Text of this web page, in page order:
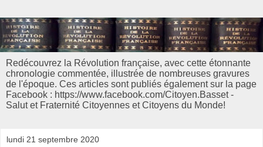
Redécouvrez la Révolution française, avec cette étonnante
chronologie commentée, illustrée de nombreuses gravures
de l'époque. Ces articles sont publiés également sur la page
Facebook : https://www.facebook.com/Citoyen.Basset -
Salut et Fraternité Citoyennes et Citoyens du Monde!
lundi 21 septembre 2020